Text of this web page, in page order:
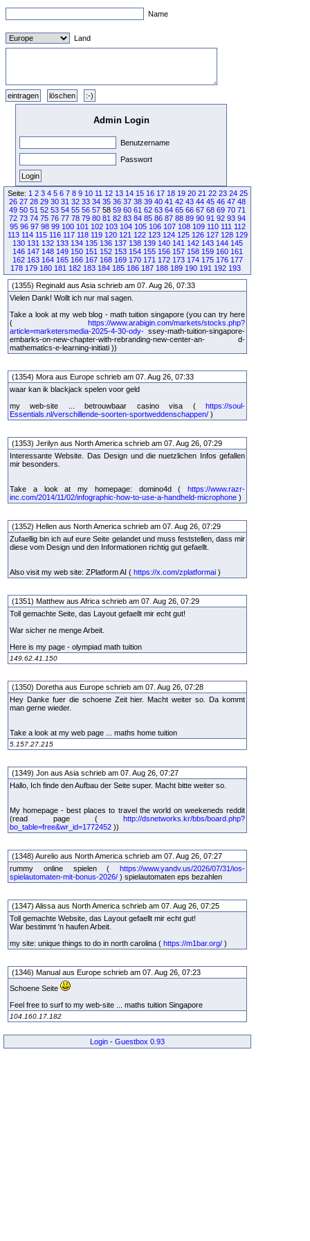
Name
Land
Admin Login
Benutzername
Passwort
Seite: 1 2 3 4 5 6 7 8 9 10 11 12 13 14 15 16 17 18 19 20 21 22 23 24 25
26 27 28 29 30 31 32 33 34 35 36 37 38 39 40 41 42 43 44 45 46 47 48
49 50 51 52 53 54 55 56 57 58 59 60 61 62 63 64 65 66 67 68 69 70 71
72 73 74 75 76 77 78 79 80 81 82 83 84 85 86 87 88 89 90 91 92 93 94
95 96 97 98 99 100 101 102 103 104 105 106 107 108 109 110 111 112
113 114 115 116 117 118 119 120 121 122 123 124 125 126 127 128 129
130 131 132 133 134 135 136 137 138 139 140 141 142 143 144 145
146 147 148 149 150 151 152 153 154 155 156 157 158 159 160 161
162 163 164 165 166 167 168 169 170 171 172 173 174 175 176 177
178 179 180 181 182 183 184 185 186 187 188 189 190 191 192 193
(1355) Reginald aus Asia schrieb am 07. Aug 26, 07:33
Vielen Dank! Wollt ich nur mal sagen.
Take a look at my web blog - math tuition singapore (you can try here
( https://www.arabigin.com/markets/stocks.php?
article=marketersmedia-2025-4-30-ody- ssey-math-tuition-singapore-
embarks-on-new-chapter-with-rebranding-new-center-an- d-
mathematics-e-learning-initiati ))
(1354) Mora aus Europe schrieb am 07. Aug 26, 07:33
waar kan ik blackjack spelen voor geld
my web-site ... betrouwbaar casino visa ( https://soul-
Essentials.nl/verschillende-soorten-sportweddenschappen/ )
(1353) Jerilyn aus North America schrieb am 07. Aug 26, 07:29
Interessante Website. Das Design und die nuetzlichen Infos gefallen
mir besonders.
Take a look at my homepage: domino4d ( https://www.razr-
inc.com/2014/11/02/infographic-how-to-use-a-handheld-microphone )
(1352) Hellen aus North America schrieb am 07. Aug 26, 07:29
Zufaellig bin ich auf eure Seite gelandet und muss feststellen, dass mir
diese vom Design und den Informationen richtig gut gefaellt.
Also visit my web site: ZPlatform AI ( https://x.com/zplatformai )
(1351) Matthew aus Africa schrieb am 07. Aug 26, 07:29
Toll gemachte Seite, das Layout gefaellt mir echt gut!
War sicher ne menge Arbeit.
Here is my page - olympiad math tuition
149.62.41.150
(1350) Doretha aus Europe schrieb am 07. Aug 26, 07:28
Hey Danke fuer die schoene Zeit hier. Macht weiter so. Da kommt
man gerne wieder.
Take a look at my web page ... maths home tuition
5.157.27.215
(1349) Jon aus Asia schrieb am 07. Aug 26, 07:27
Hallo, Ich finde den Aufbau der Seite super. Macht bitte weiter so.
My homepage - best places to travel the world on weekeneds reddit
(read page ( http://dsnetworks.kr/bbs/board.php?
bo_table=free&wr_id=1772452 ))
(1348) Aurelio aus North America schrieb am 07. Aug 26, 07:27
rummy online spielen ( https://www.yandv.us/2026/07/31/ios-
spielautomaten-mit-bonus-2026/ ) spielautomaten eps bezahlen
(1347) Alissa aus North America schrieb am 07. Aug 26, 07:25
Toll gemachte Website, das Layout gefaellt mir echt gut!
War bestimmt 'n haufen Arbeit.
my site: unique things to do in north carolina ( https://m1bar.org/ )
(1346) Manual aus Europe schrieb am 07. Aug 26, 07:23
Schoene Seite
Feel free to surf to my web-site ... maths tuition Singapore
104.160.17.182
Login - Guestbox 0.93